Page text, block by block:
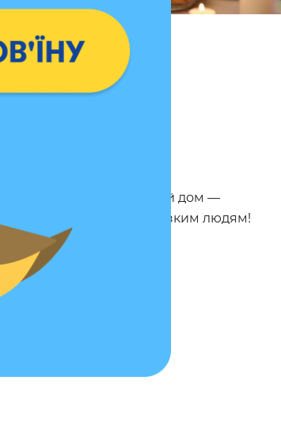
отправляться в новый дом —
заботу себе или близким людям!